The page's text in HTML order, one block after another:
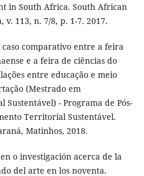
in South Africa. South African
113, n. 7/8, p. 1-7. 2017.
caso comparativo entre a feira
e a feira de ciências do
entre educação e meio
(Mestrado em
- Programa de Pós-
Territorial Sustentável.
Matinhos, 2018.
o investigación acerca de la
del arte en los noventa.